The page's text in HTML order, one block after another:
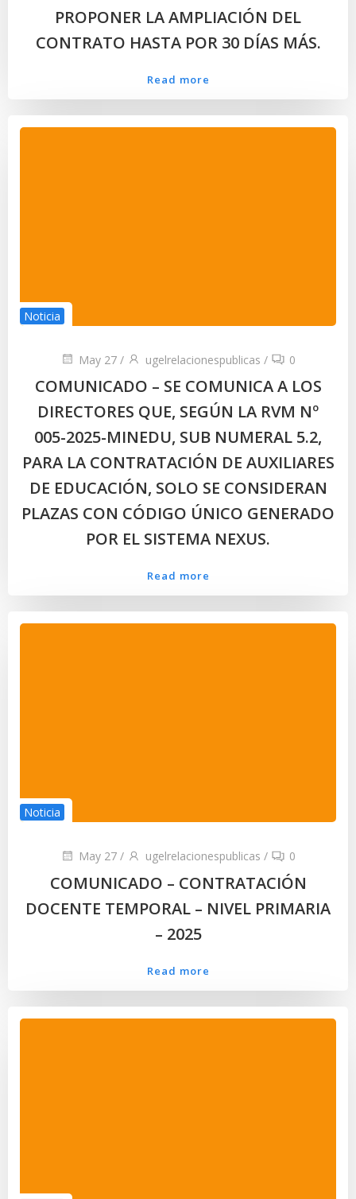
PROPONER LA AMPLIACIÓN DEL
CONTRATO HASTA POR 30 DÍAS MÁS.
Read more
Noticia
May 27 / ugelrelacionespublicas / 0
COMUNICADO – SE COMUNICA A LOS
DIRECTORES QUE, SEGÚN LA RVM Nº
005-2025-MINEDU, SUB NUMERAL 5.2,
PARA LA CONTRATACIÓN DE AUXILIARES
DE EDUCACIÓN, SOLO SE CONSIDERAN
PLAZAS CON CÓDIGO ÚNICO GENERADO
POR EL SISTEMA NEXUS.
Read more
Noticia
May 27 / ugelrelacionespublicas / 0
COMUNICADO – CONTRATACIÓN
DOCENTE TEMPORAL – NIVEL PRIMARIA
– 2025
Read more